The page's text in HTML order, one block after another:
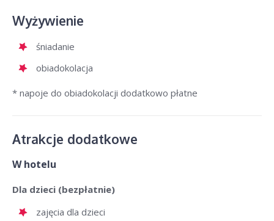
Wyżywienie
śniadanie
obiadokolacja
* napoje do obiadokolacji dodatkowo płatne
Atrakcje dodatkowe
W hotelu
Dla dzieci (bezpłatnie)
zajęcia dla dzieci